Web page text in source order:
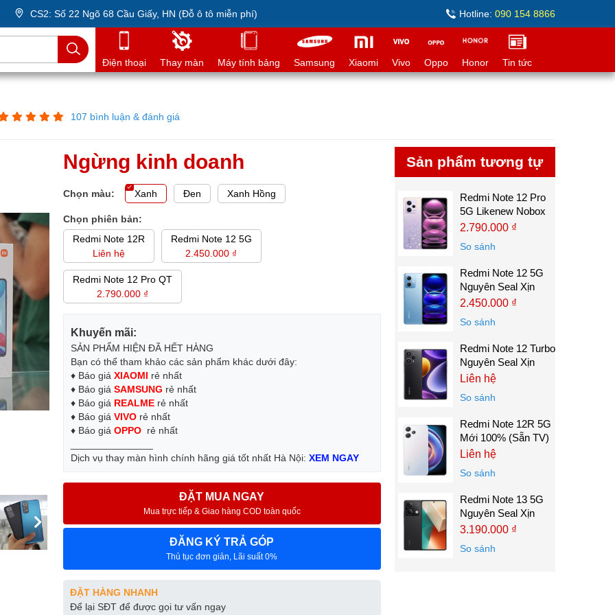
CS2: Số 22 Ngõ 68 Cầu Giấy, HN (Đỗ ô tô miễn phí) Hotline: 090 154 8866
Điện thoại Thay màn Máy tính bảng Samsung Xiaomi Vivo Oppo Honor Tin tức
107 bình luận & đánh giá
Ngừng kinh doanh
Chọn màu: Xanh Đen Xanh Hồng
Chọn phiên bản:
Redmi Note 12R
Liên hệ
Redmi Note 12 5G
2.450.000 ₫
Redmi Note 12 Pro QT
2.790.000 ₫
Khuyến mãi:
SẢN PHẨM HIỆN ĐÃ HẾT HÀNG
Bạn có thể tham khảo các sản phẩm khác dưới đây:
♦ Báo giá XIAOMI rẻ nhất
♦ Báo giá SAMSUNG rẻ nhất
♦ Báo giá REALMErẻ nhất
♦ Báo giá VIVO rẻ nhất
♦ Báo giá OPPO rẻ nhất
Dịch vụ thay màn hình chính hãng giá tốt nhất Hà Nội: XEM NGAY
ĐẶT MUA NGAY
Mua trực tiếp & Giao hàng COD toàn quốc
ĐĂNG KÝ TRẢ GÓP
Thủ tục đơn giản, Lãi suất 0%
ĐẶT HÀNG NHANH
Để lại SĐT để được gọi tư vấn ngay
Sản phẩm tương tự
Redmi Note 12 Pro
5G Likenew Nobox
2.790.000 ₫
So sánh
Redmi Note 12 5G
Nguyên Seal Xịn
2.450.000 ₫
So sánh
Redmi Note 12 Turbo
Nguyên Seal Xịn
Liên hệ
So sánh
Redmi Note 12R 5G
Mới 100% (Sẵn TV)
Liên hệ
So sánh
Redmi Note 13 5G
Nguyên Seal Xịn
3.190.000 ₫
So sánh